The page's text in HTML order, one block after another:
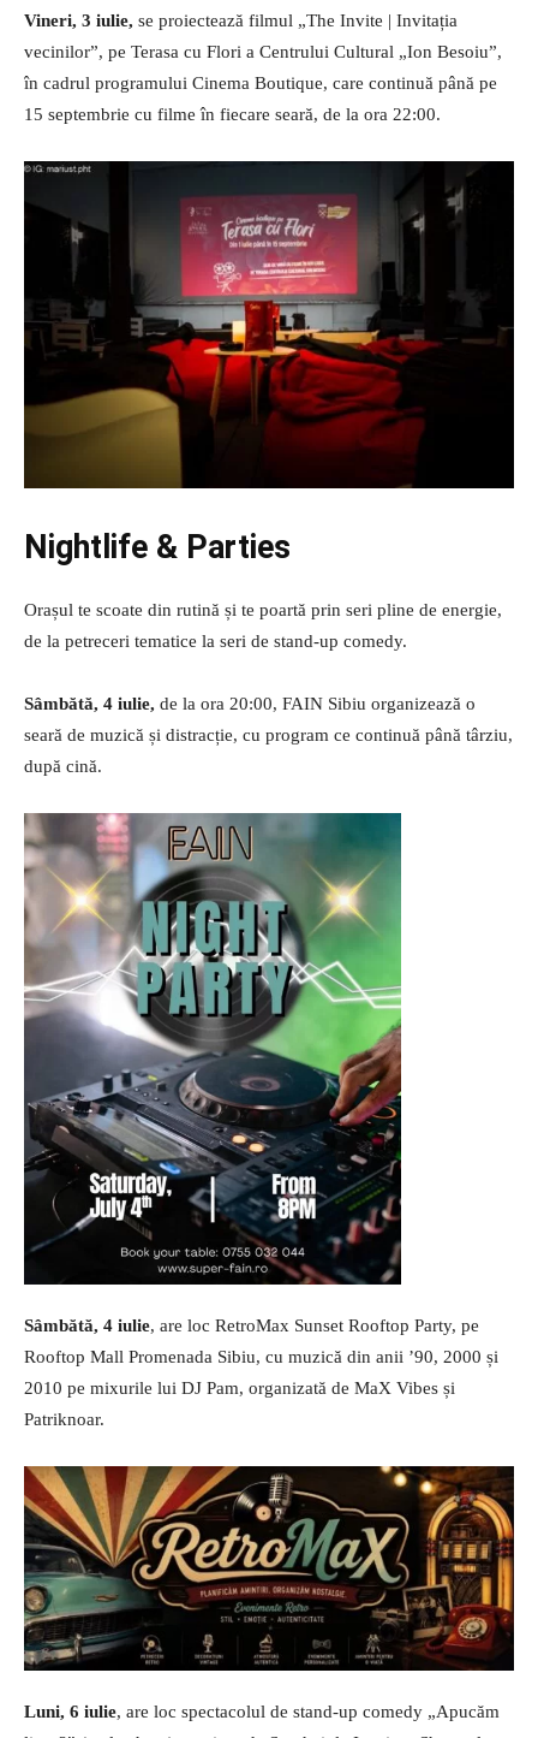
Vineri, 3 iulie, se proiectează filmul „The Invite | Invitația
vecinilor”, pe Terasa cu Flori a Centrului Cultural „Ion Besoiu”,
în cadrul programului Cinema Boutique, care continuă până pe
15 septembrie cu filme în fiecare seară, de la ora 22:00.
Nightlife & Parties
Orașul te scoate din rutină și te poartă prin seri pline de energie,
de la petreceri tematice la seri de stand-up comedy.
Sâmbătă, 4 iulie, de la ora 20:00, FAIN Sibiu organizează o
seară de muzică și distracție, cu program ce continuă până târziu,
după cină.
Sâmbătă, 4 iulie, are loc RetroMax Sunset Rooftop Party, pe
Rooftop Mall Promenada Sibiu, cu muzică din anii ’90, 2000 și
2010 pe mixurile lui DJ Pam, organizată de MaX Vibes și
Patriknoar.
Luni, 6 iulie, are loc spectacolul de stand-up comedy „Apucăm